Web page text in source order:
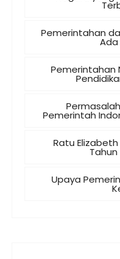
Pemerintahan
Pemerintahan
Pemerintah
Ratu
Upaya